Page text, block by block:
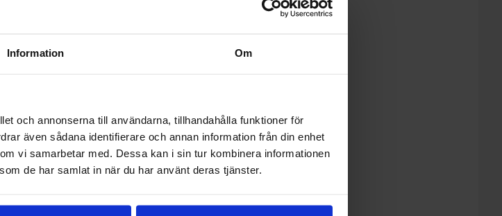
Information Om
och annonserna till användarna, tillhandahålla funktioner för
även sådana identifierare och annan information från din enhet
vi samarbetar med. Dessa kan i sin tur kombinera informationen
de har samlat in när du har använt deras tjänster.
Onlinelager:
Beställningsvara, beräknad leveranstid (Kontakta oss).